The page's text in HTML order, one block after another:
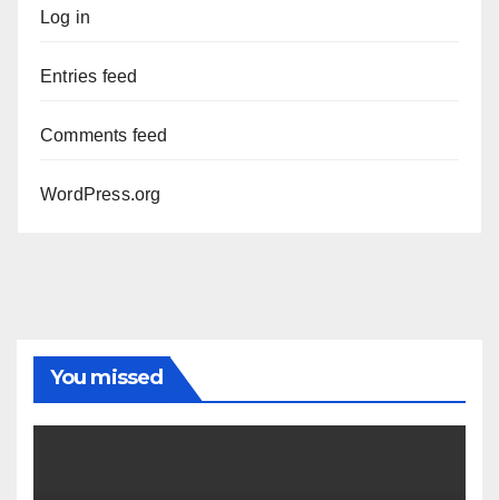
Log in
Entries feed
Comments feed
WordPress.org
You missed